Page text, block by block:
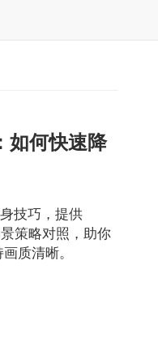
如何快速降
技巧，提供
策略对照，助你
质清晰。